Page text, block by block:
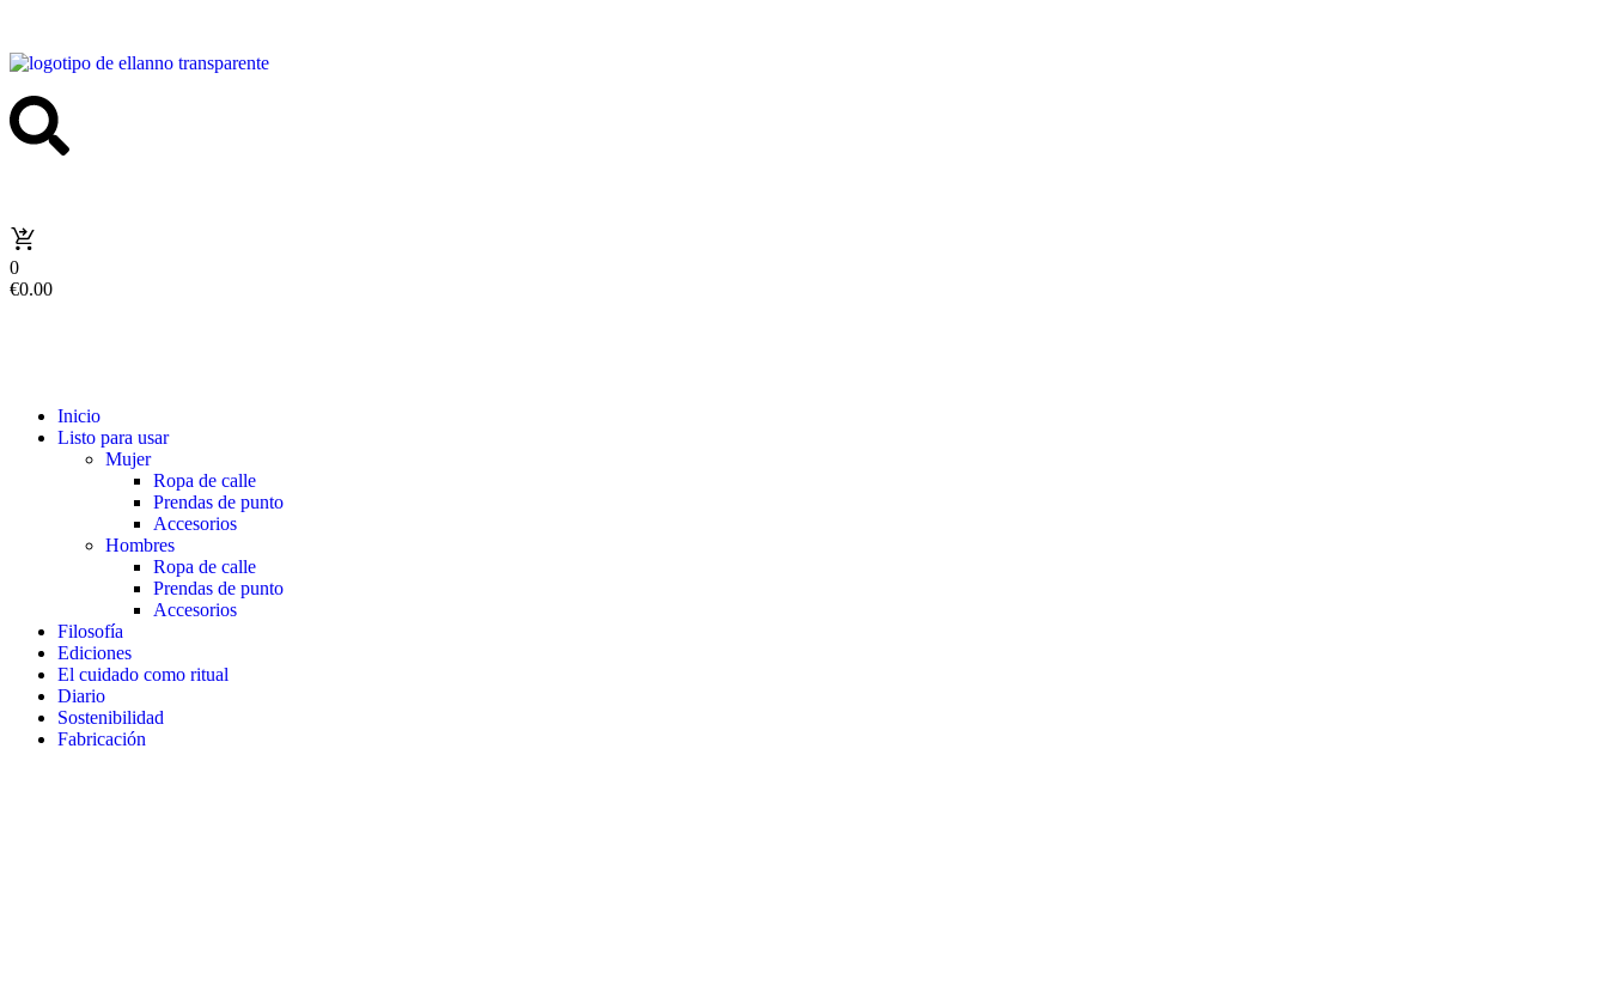
0
€0.00
Inicio
Listo para usar
Mujer
Ropa de calle
Prendas de punto
Accesorios
Hombres
Ropa de calle
Prendas de punto
Accesorios
Filosofía
Ediciones
El cuidado como ritual
Diario
Sostenibilidad
Fabricación